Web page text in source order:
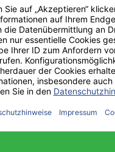
einem Standort